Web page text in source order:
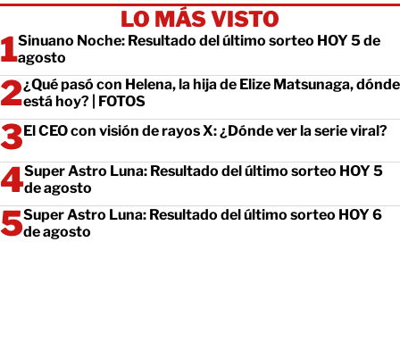
LO MÁS VISTO
Sinuano Noche: Resultado del último sorteo HOY 5 de
agosto
¿Qué pasó con Helena, la hija de Elize Matsunaga, dónde
está hoy? | FOTOS
El CEO con visión de rayos X: ¿Dónde ver la serie viral?
Super Astro Luna: Resultado del último sorteo HOY 5
de agosto
Super Astro Luna: Resultado del último sorteo HOY 6
de agosto